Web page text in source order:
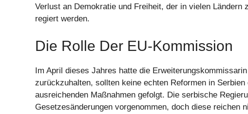
Verlust an Demokratie und Freiheit, der in vielen
regiert werden.
Die Rolle Der EU-Kommission
Im April dieses Jahres hatte die
zurückzuhalten, sollten keine echten Reformen in
ausreichenden Maßnahmen gefolgt. Die serbische
Gesetzesänderungen vorgenommen, doch diese reichen